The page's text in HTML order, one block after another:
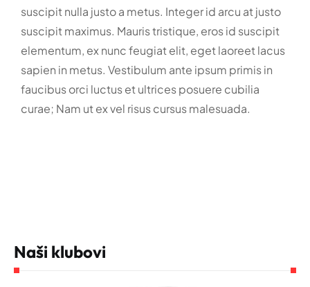
suscipit nulla justo a metus. Integer id arcu at justo
suscipit maximus. Mauris tristique, eros id suscipit
elementum, ex nunc feugiat elit, eget laoreet lacus
sapien in metus. Vestibulum ante ipsum primis in
faucibus orci luctus et ultrices posuere cubilia
curae; Nam ut ex vel risus cursus malesuada.
Naši klubovi